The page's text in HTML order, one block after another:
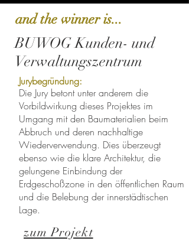
and the winner is...
BUWOG Kunden- und
Verwaltungszentrum
Jurybegründung:
Die Jury betont unter anderem die
Vorbildwirkung dieses Projektes im
Umgang mit den Baumaterialien beim
Abbruch und deren nachhaltige
Wiederverwendung. Dies überzeugt
ebenso wie die klare Architektur, die
gelungene Einbindung der
Erdgeschoßzone in den öffentlichen Raum
und die Belebung der innerstädtischen
Lage.
zum Projekt